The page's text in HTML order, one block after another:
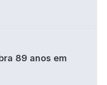
89 anos em